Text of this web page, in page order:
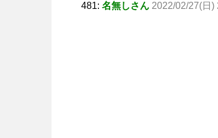
481: 名無しさん 2022/02/27(日)